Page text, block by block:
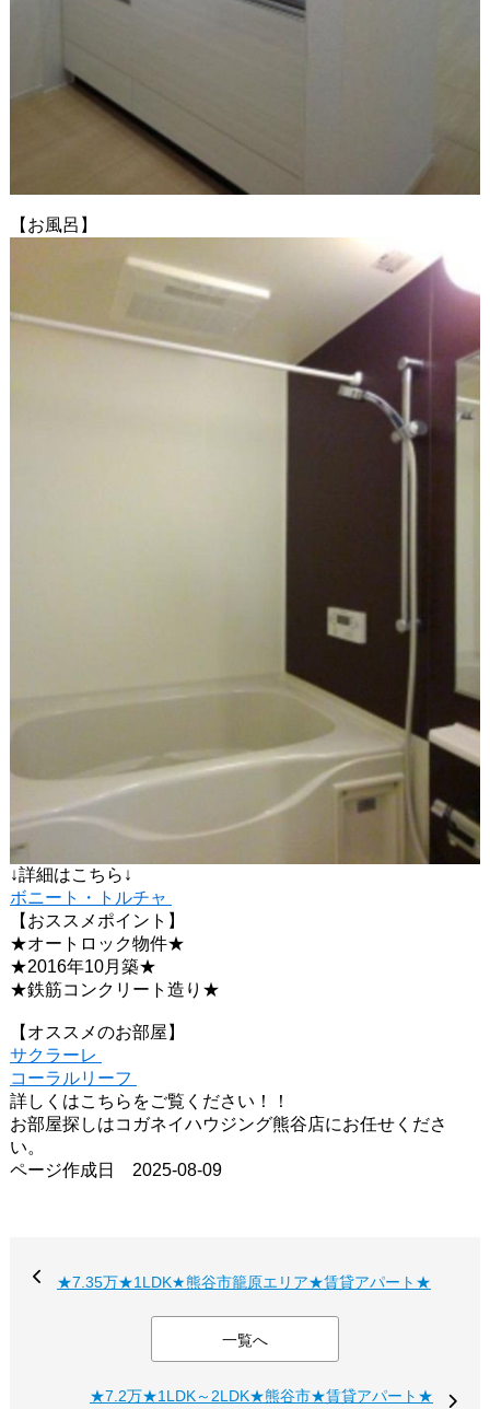
【お風呂】
↓詳細はこちら↓
ボニート・トルチャ
【おススメポイント】
★オートロック物件★
★2016年10月築★
★鉄筋コンクリート造り★
【オススメのお部屋】
サクラーレ
コーラルリーフ
詳しくはこちらをご覧ください！！
お部屋探しはコガネイハウジング熊谷店にお任せくださ
い。
ページ作成日 2025-08-09
★7.35万★1LDK★熊谷市籠原エリア★賃貸アパート★
一覧へ
★7.2万★1LDK～2LDK★熊谷市★賃貸アパート★